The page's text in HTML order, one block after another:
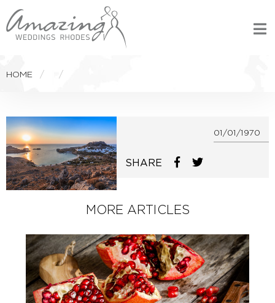
HOME
01/01/1970
SHARE
MORE ARTICLES